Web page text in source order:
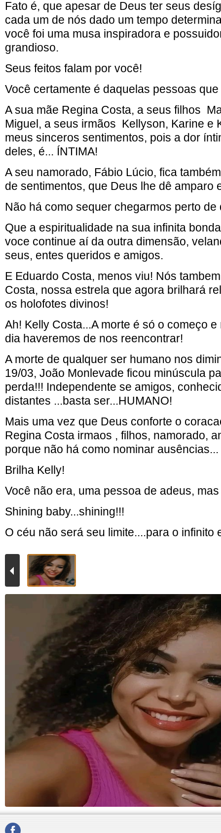
Fato é, que apesar de Deus ter seus
cada um de nós dado um tempo
você foi uma musa inspiradora e
grandioso.
Seus feitos falam por você!
Você certamente é daquelas pessoas
A sua mãe Regina Costa, a seus filhos
Miguel, a seus irmãos Kellyson, Karine e
meus sinceros sentimentos, pois a dor
deles, é... ÍNTIMA!
A seu namorado, Fábio Lúcio, fica
de sentimentos, que Deus lhe dê amparo
Não há como sequer chegarmos perto de
Que a espiritualidade na sua infinita
voce continue aí da outra dimensão,
seus, entes queridos e amigos.
E Eduardo Costa, menos viu! Nós
Costa, nossa estrela que agora brilhará
os holofotes divinos!
Ah! Kelly Costa...A morte é só o começo e
dia haveremos de nos reencontrar!
A morte de qualquer ser humano nos
19/03, João Monlevade ficou minúscula
perda!!! Independente se amigos,
distantes ...basta ser...HUMANO!
Mais uma vez que Deus conforte o
Regina Costa irmaos , filhos, namorado,
porque não há como nominar ausências...
Brilha Kelly!
Você não era, uma pessoa de adeus,
Shining baby...shining!!!
O céu não será seu limite....para o infinito